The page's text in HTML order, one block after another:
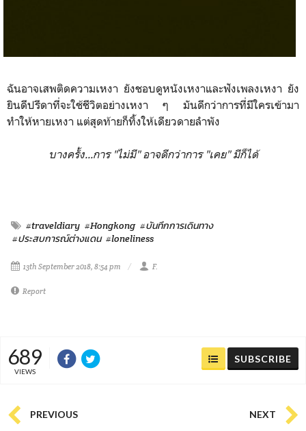
ฉันอาจเสพติดความเหงา ยังชอบดูหนังเหงาและฟังเพลงเหงา ยัง
ยินดีปรีดาที่จะใช้ชีวิตอย่างเหงา ๆ มันดีกว่าการที่มีใครเข้ามา
ทำให้หายเหงา แต่สุดท้ายก็ทิ้งให้เดียวดายลำพัง
บางครั้ง...การ "ไม่มี" อาจดีกว่าการ "เคย" มีก็ได้
#traveldiary #Hongkong #บันทึกการเดินทาง
#ประสบการณ์ต่างแดน #loneliness
13th September 2018, 8:54 pm F.
Report
689
VIEWS
SUBSCRIBE
PREVIOUS NEXT